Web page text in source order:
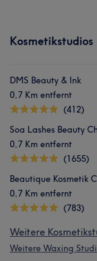
DMS Beauty & Ink
0,7 Km entfernt
(412)
Soa Lashes Beauty
0,7 Km entfernt
(1655)
Beautique Kosmetik
0,7 Km entfernt
(783)
Weitere
Weitere Waxing